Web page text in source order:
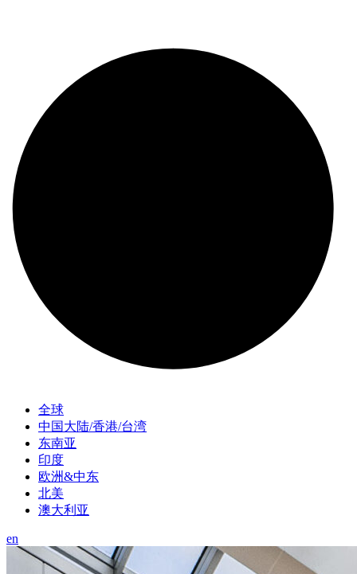
全球
中国大陆/香港/台湾
东南亚
印度
欧洲&中东
北美
澳大利亚
en